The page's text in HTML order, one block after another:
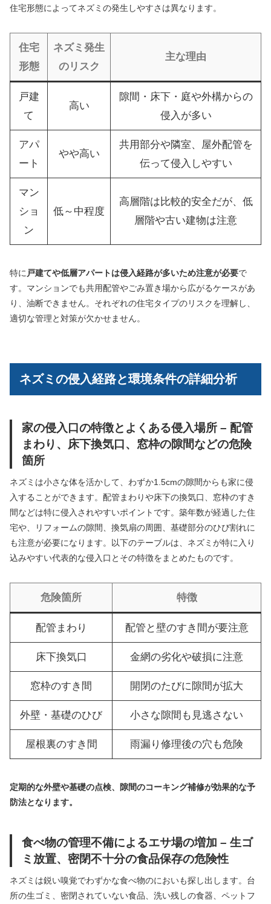
住宅形態によってネズミの発生しやすさは異なります。
住宅
形態
ネズミ発生
のリスク
主な理由
戸建
て
高い
隙間・床下・庭や外構からの
侵入が多い
アパ
ート
やや高い
共用部分や隣室、屋外配管を
伝って侵入しやすい
マン
ショ
ン
低～中程度
高層階は比較的安全だが、低
層階や古い建物は注意
特に 戸建てや低層アパートは侵入経路が多いため注意が必要で
す。マンションでも共用配管やごみ置き場から広がるケースがあ
り、油断できません。それぞれの住宅タイプのリスクを理解し、
適切な管理と対策が欠かせません。
ネズミの侵入経路と環境条件の詳細分析
家の侵入口の特徴とよくある侵入場所 – 配管
まわり、床下換気口、窓枠の隙間などの危険
箇所
ネズミは小さな体を活かして、わずか1.5cmの隙間からも家に侵
入することができます。配管まわりや床下の換気口、窓枠のすき
間などは特に侵入されやすいポイントです。築年数が経過した住
宅や、リフォームの隙間、換気扇の周囲、基礎部分のひび割れに
も注意が必要になります。以下のテーブルは、ネズミが特に入り
込みやすい代表的な侵入口とその特徴をまとめたものです。
危険箇所 特徴
配管まわり 配管と壁のすき間が要注意
床下換気口 金網の劣化や破損に注意
窓枠のすき間 開閉のたびに隙間が拡大
外壁・基礎のひび 小さな隙間も見逃さない
屋根裏のすき間 雨漏り修理後の穴も危険
定期的な外壁や基礎の点検、隙間のコーキング補修が効果的な予
防法となります。
食べ物の管理不備によるエサ場の増加 – 生ゴ
ミ放置、密閉不十分の食品保存の危険性
ネズミは鋭い嗅覚でわずかな食べ物のにおいも探し出します。台
所の生ゴミ、密閉されていない食品、洗い残しの食器、ペットフ